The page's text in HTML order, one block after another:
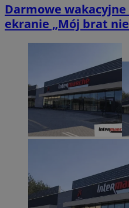
Darmowe
ekranie „Mój brat